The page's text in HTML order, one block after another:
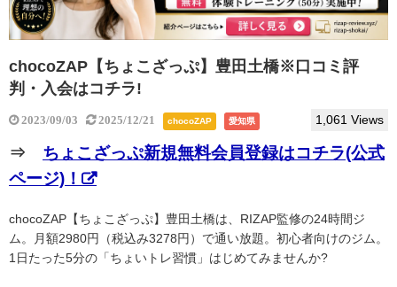
chocoZAP【ちょこざっぷ】豊田土橋※口コミ評
判・入会はコチラ!
2023/09/03 2025/12/21 chocoZAP 愛知県 1,061 Views
⇒ ちょこざっぷ新規無料会員登録はコチラ(公式
ページ)！
chocoZAP【ちょこざっぷ】豊田土橋は、RIZAP監修の24時間ジ
ム。月額2980円（税込み3278円）で通い放題。初心者向けのジム。
1日たった5分の「ちょいトレ習慣」はじめてみませんか?